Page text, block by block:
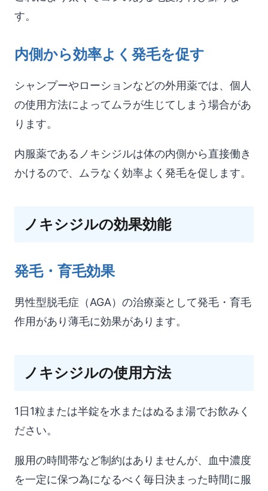
す。
内側から効率よく発毛を促す
シャンプーやローションなどの外用薬では、個人
の使用方法によってムラが生じてしまう場合があ
ります。
内服薬であるノキシジルは体の内側から直接働き
かけるので、ムラなく効率よく発毛を促します。
ノキシジルの効果効能
発毛・育毛効果
男性型脱毛症（AGA）の治療薬として発毛・育毛
作用があり薄毛に効果があります。
ノキシジルの使用方法
1日1粒または半錠を水またはぬるま湯でお飲みく
ださい。
服用の時間帯など制約はありませんが、血中濃度
を一定に保つ為になるべく毎日決まった時間に服